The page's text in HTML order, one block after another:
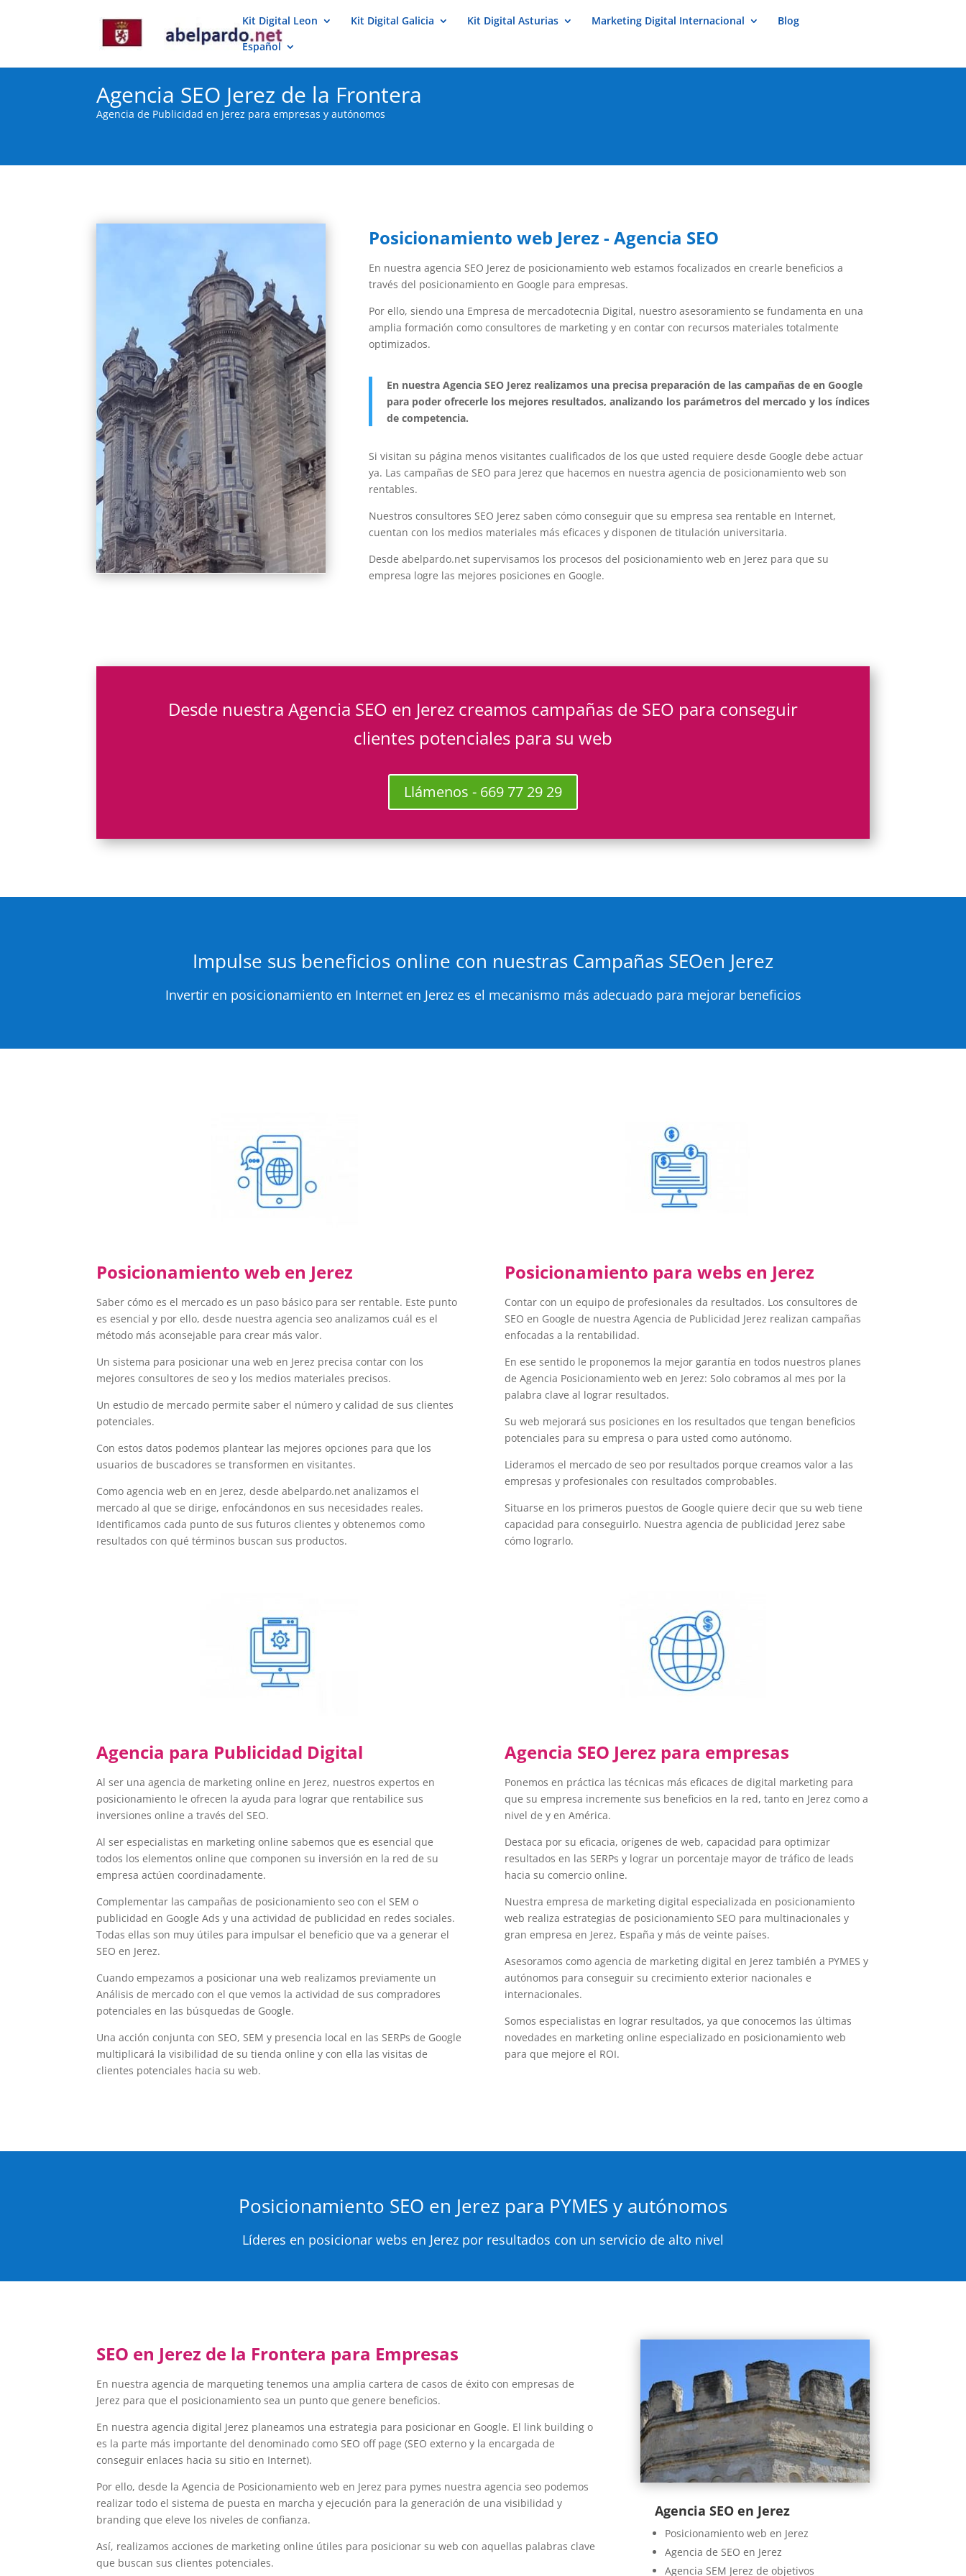
Kit Digital Leon Kit Digital Galicia Kit Digital Asturias Marketing Digital Internacional
Blog
Español
Agencia SEO Jerez de la Frontera
Agencia de Publicidad en Jerez para empresas y autónomos
Posicionamiento web Jerez - Agencia SEO
En nuestra agencia SEO Jerez de posicionamiento web estamos focalizados en crearle beneficios a
través del posicionamiento en Google para empresas.
Por ello, siendo una Empresa de mercadotecnia Digital, nuestro asesoramiento se fundamenta en una
amplia formación como consultores de marketing y en contar con recursos materiales totalmente
optimizados.
En nuestra Agencia SEO Jerez realizamos una precisa preparación de las campañas de en Google
para poder ofrecerle los mejores resultados, analizando los parámetros del mercado y los índices
de competencia.
Si visitan su página menos visitantes cualificados de los que usted requiere desde Google debe actuar
ya. Las campañas de SEO para Jerez que hacemos en nuestra agencia de posicionamiento web son
rentables.
Nuestros consultores SEO Jerez saben cómo conseguir que su empresa sea rentable en Internet,
cuentan con los medios materiales más eficaces y disponen de titulación universitaria.
Desde abelpardo.net supervisamos los procesos del posicionamiento web en Jerez para que su
empresa logre las mejores posiciones en Google.
Desde nuestra Agencia SEO en Jerez creamos campañas de SEO para conseguir
clientes potenciales para su web
Llámenos - 669 77 29 29
Impulse sus beneficios online con nuestras Campañas SEOen Jerez
Invertir en posicionamiento en Internet en Jerez es el mecanismo más adecuado para mejorar beneficios
Posicionamiento web en Jerez
Saber cómo es el mercado es un paso básico para ser rentable. Este punto
es esencial y por ello, desde nuestra agencia seo analizamos cuál es el
método más aconsejable para crear más valor.
Un sistema para posicionar una web en Jerez precisa contar con los
mejores consultores de seo y los medios materiales precisos.
Un estudio de mercado permite saber el número y calidad de sus clientes
potenciales.
Con estos datos podemos plantear las mejores opciones para que los
usuarios de buscadores se transformen en visitantes.
Como agencia web en en Jerez, desde abelpardo.net analizamos el
mercado al que se dirige, enfocándonos en sus necesidades reales.
Identificamos cada punto de sus futuros clientes y obtenemos como
resultados con qué términos buscan sus productos.
Posicionamiento para webs en Jerez
Contar con un equipo de profesionales da resultados. Los consultores de
SEO en Google de nuestra Agencia de Publicidad Jerez realizan campañas
enfocadas a la rentabilidad.
En ese sentido le proponemos la mejor garantía en todos nuestros planes
de Agencia Posicionamiento web en Jerez: Solo cobramos al mes por la
palabra clave al lograr resultados.
Su web mejorará sus posiciones en los resultados que tengan beneficios
potenciales para su empresa o para usted como autónomo.
Lideramos el mercado de seo por resultados porque creamos valor a las
empresas y profesionales con resultados comprobables.
Situarse en los primeros puestos de Google quiere decir que su web tiene
capacidad para conseguirlo. Nuestra agencia de publicidad Jerez sabe
cómo lograrlo.
Agencia para Publicidad Digital
Al ser una agencia de marketing online en Jerez, nuestros expertos en
posicionamiento le ofrecen la ayuda para lograr que rentabilice sus
inversiones online a través del SEO.
Al ser especialistas en marketing online sabemos que es esencial que
todos los elementos online que componen su inversión en la red de su
empresa actúen coordinadamente.
Complementar las campañas de posicionamiento seo con el SEM o
publicidad en Google Ads y una actividad de publicidad en redes sociales.
Todas ellas son muy útiles para impulsar el beneficio que va a generar el
SEO en Jerez.
Cuando empezamos a posicionar una web realizamos previamente un
Análisis de mercado con el que vemos la actividad de sus compradores
potenciales en las búsquedas de Google.
Una acción conjunta con SEO, SEM y presencia local en las SERPs de Google
multiplicará la visibilidad de su tienda online y con ella las visitas de
clientes potenciales hacia su web.
Agencia SEO Jerez para empresas
Ponemos en práctica las técnicas más eficaces de digital marketing para
que su empresa incremente sus beneficios en la red, tanto en Jerez como a
nivel de y en América.
Destaca por su eficacia, orígenes de web, capacidad para optimizar
resultados en las SERPs y lograr un porcentaje mayor de tráfico de leads
hacia su comercio online.
Nuestra empresa de marketing digital especializada en posicionamiento
web realiza estrategias de posicionamiento SEO para multinacionales y
gran empresa en Jerez, España y más de veinte países.
Asesoramos como agencia de marketing digital en Jerez también a PYMES y
autónomos para conseguir su crecimiento exterior nacionales e
internacionales.
Somos especialistas en lograr resultados, ya que conocemos las últimas
novedades en marketing online especializado en posicionamiento web
para que mejore el ROI.
Posicionamiento SEO en Jerez para PYMES y autónomos
Líderes en posicionar webs en Jerez por resultados con un servicio de alto nivel
SEO en Jerez de la Frontera para Empresas
En nuestra agencia de marqueting tenemos una amplia cartera de casos de éxito con empresas de
Jerez para que el posicionamiento sea un punto que genere beneficios.
En nuestra agencia digital Jerez planeamos una estrategia para posicionar en Google. El link building o
es la parte más importante del denominado como SEO off page (SEO externo y la encargada de
conseguir enlaces hacia su sitio en Internet).
Por ello, desde la Agencia de Posicionamiento web en Jerez para pymes nuestra agencia seo podemos
realizar todo el sistema de puesta en marcha y ejecución para la generación de una visibilidad y
branding que eleve los niveles de confianza.
Así, realizamos acciones de marketing online útiles para posicionar su web con aquellas palabras clave
que buscan sus clientes potenciales.
Agencia SEO en Jerez
Posicionamiento web en Jerez
Agencia de SEO en Jerez
Agencia SEM Jerez de objetivos